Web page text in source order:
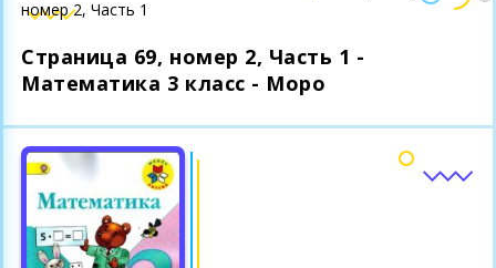
номер 2, Часть 1
Страница 69, номер 2, Часть 1 -
Математика 3 класс - Моро